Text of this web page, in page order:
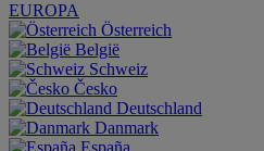
EUROPA
Österreich
België
Schweiz
Česko
Deutschland
Danmark
España